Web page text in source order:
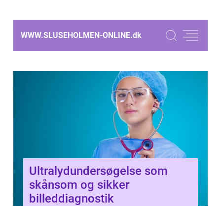
WWW.SLUSEHOLMEN-ONLINE.dk
Ultralydundersøgelse som
skånsom og sikker
billeddiagnostik